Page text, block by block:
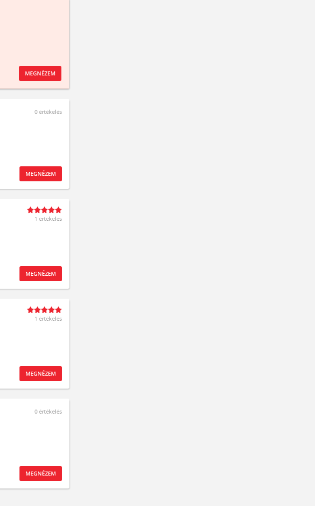
MEGNÉZEM
0 értékelés
MEGNÉZEM
1 értékelés
MEGNÉZEM
1 értékelés
MEGNÉZEM
0 értékelés
MEGNÉZEM